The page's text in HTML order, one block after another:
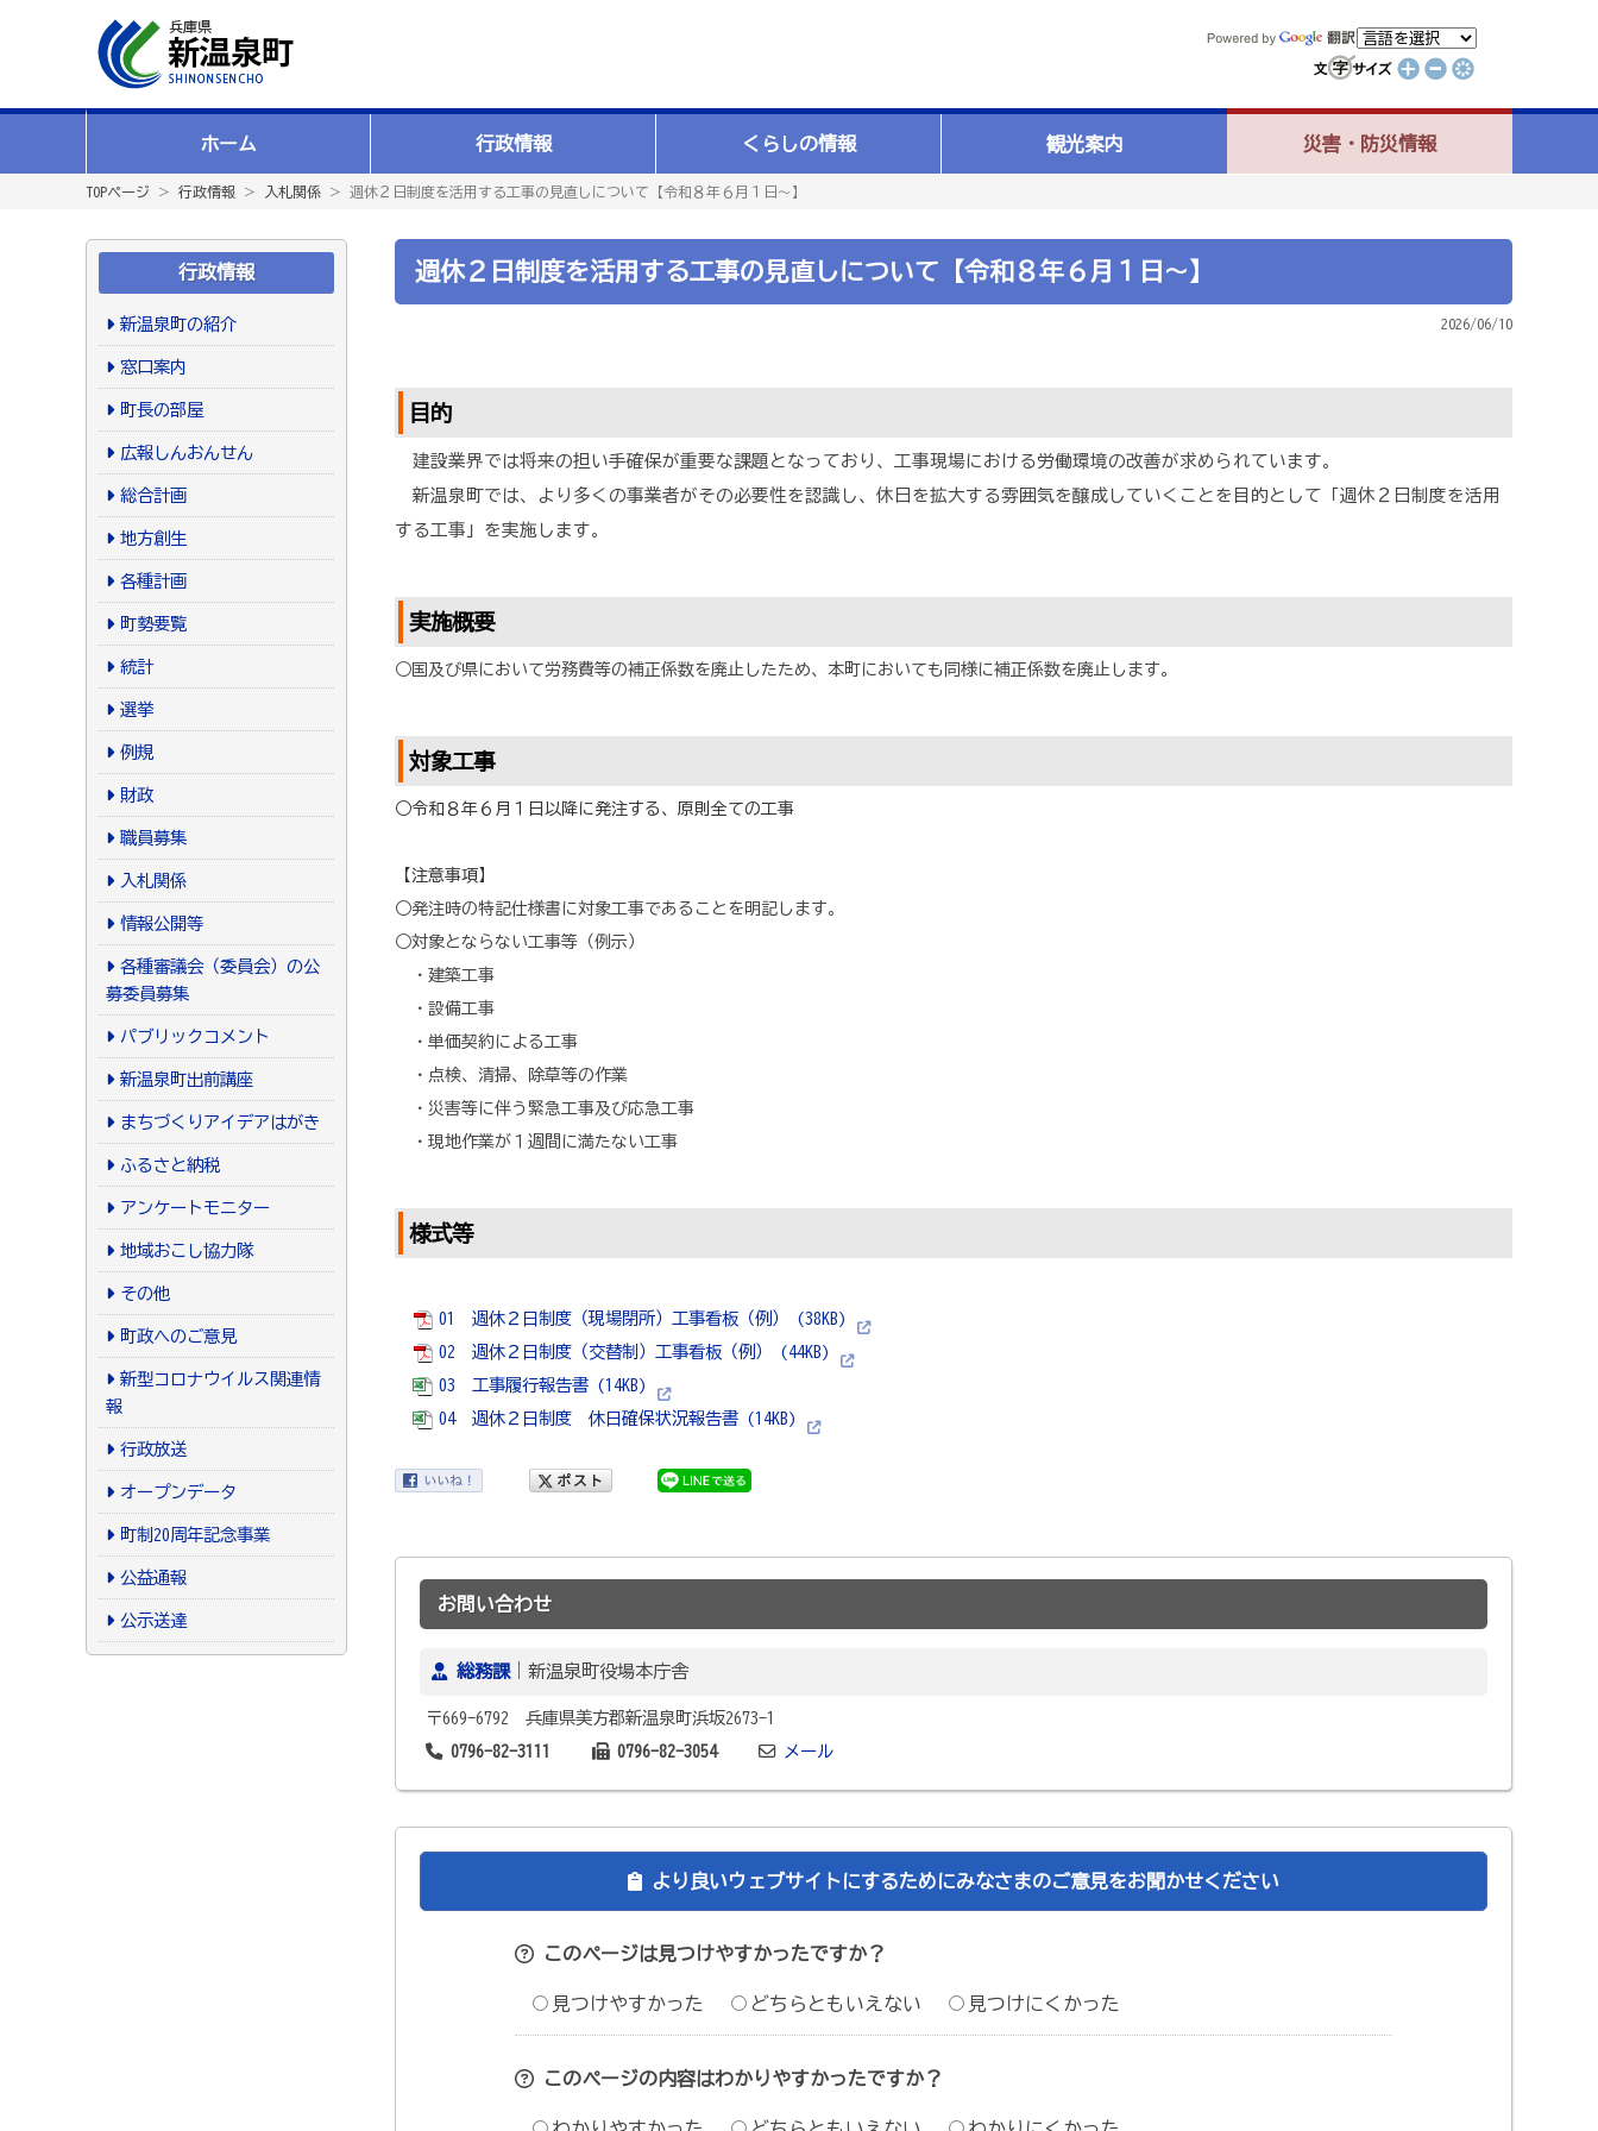
ホーム 行政情報 くらしの情報 観光案内 災害・防災情報
TOPページ ＞ 行政情報 ＞ 入札関係 ＞ 週休２日制度を活用する工事の見直しについて【令和８年６月１日～】
行政情報
新温泉町の紹介
窓口案内
町長の部屋
広報しんおんせん
総合計画
地方創生
各種計画
町勢要覧
統計
選挙
例規
財政
職員募集
入札関係
情報公開等
各種審議会（委員会）の公
募委員募集
パブリックコメント
新温泉町出前講座
まちづくりアイデアはがき
ふるさと納税
アンケートモニター
地域おこし協力隊
その他
町政へのご意見
新型コロナウイルス関連情
報
行政放送
オープンデータ
町制20周年記念事業
公益通報
公示送達
週休２日制度を活用する工事の見直しについて【令和８年６月１日～】
2026/06/10
目的
建設業界では将来の担い手確保が重要な課題となっており、工事現場における労働環境の改善が求められています。
新温泉町では、より多くの事業者がその必要性を認識し、休日を拡大する雰囲気を醸成していくことを目的として「週休２日制度を活用
する工事」を実施します。
実施概要
○国及び県において労務費等の補正係数を廃止したため、本町においても同様に補正係数を廃止します。
対象工事
○令和８年６月１日以降に発注する、原則全ての工事
【注意事項】
○発注時の特記仕様書に対象工事であることを明記します。
○対象とならない工事等（例示）
・建築工事
・設備工事
・単価契約による工事
・点検、清掃、除草等の作業
・災害等に伴う緊急工事及び応急工事
・現地作業が１週間に満たない工事
様式等
01 週休２日制度（現場閉所）工事看板（例） (38KB)
02 週休２日制度（交替制）工事看板（例） (44KB)
03 工事履行報告書 (14KB)
04 週休２日制度 休日確保状況報告書 (14KB)
お問い合わせ
総務課｜新温泉町役場本庁舎
〒669-6792 兵庫県美方郡新温泉町浜坂2673-1
0796-82-3111
0796-82-3054 メール
より良いウェブサイトにするためにみなさまのご意見をお聞かせください
このページは見つけやすかったですか？
見つけやすかった どちらともいえない 見つけにくかった
このページの内容はわかりやすかったですか？